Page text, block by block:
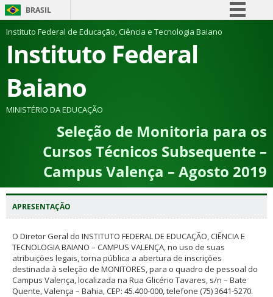
BRASIL
Simplifique!
Comunica BR
Canais
Instituto Federal de Educação, Ciência e Tecnologia Baiano
Instituto Federal
Baiano
MINISTÉRIO DA EDUCAÇÃO
Seleção de Monitoria para os
Cursos Técnicos Subsequente –
Campus Valença – Agosto 2019
APRESENTAÇÃO
O Diretor Geral do INSTITUTO FEDERAL DE EDUCAÇÃO, CIÊNCIA E
TECNOLOGIA BAIANO – CAMPUS VALENÇA, no uso de suas
atribuições legais, torna pública a abertura de inscrições
destinada à seleção de MONITORES, para o quadro de pessoal do
Campus Valença, localizada na Rua Glicério Tavares, s/n – Bate
Quente, Valença – Bahia, CEP: 45.400-000, telefone (75) 3641-5270.